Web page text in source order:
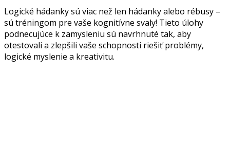
Logické hádanky sú viac než len hádanky alebo rébusy –
sú tréningom pre vaše kognitívne svaly! Tieto úlohy
podnecujúce k zamysleniu sú navrhnuté tak, aby
otestovali a zlepšili vaše schopnosti riešiť problémy,
logické myslenie a kreativitu.